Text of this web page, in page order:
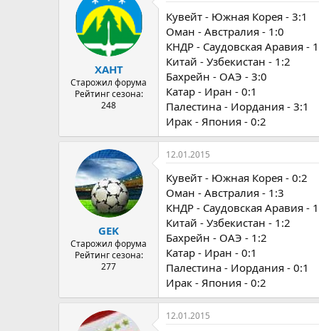
ХАНТ
Старожил форума
Рейтинг сезона:
248
Кувейт - Южная Корея - 3:1
Оман - Австралия - 1:0
КНДР - Саудовская Аравия -
Китай - Узбекистан - 1:2
Бахрейн - ОАЭ - 3:0
Катар - Иран - 0:1
Палестина - Иордания - 3:1
Ирак - Япония - 0:2
GEK
Старожил форума
Рейтинг сезона:
277
12.01.2015
Кувейт - Южная Корея - 0:2
Оман - Австралия - 1:3
КНДР - Саудовская Аравия -
Китай - Узбекистан - 1:2
Бахрейн - ОАЭ - 1:2
Катар - Иран - 0:1
Палестина - Иордания - 0:1
Ирак - Япония - 0:2
12.01.2015